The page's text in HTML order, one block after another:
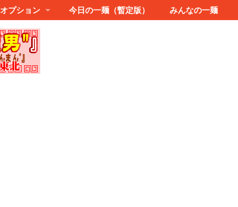
オプション 今日の一麺（暫定版） みんなの一麺